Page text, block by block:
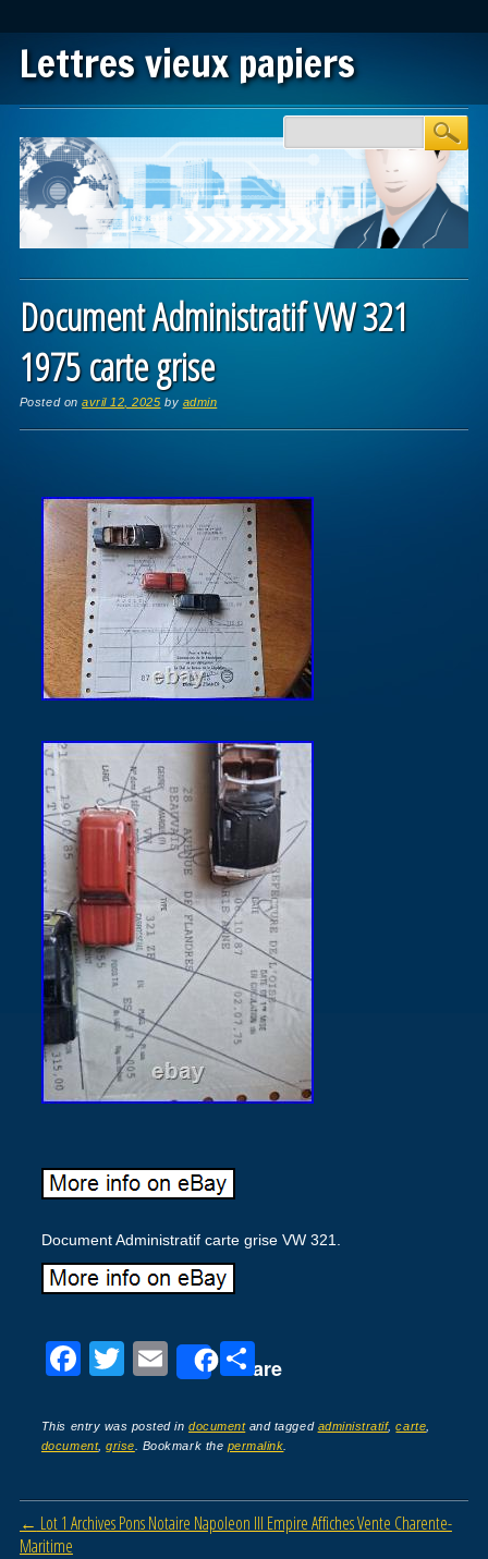
Lettres vieux papiers
Main menu
Document Administratif VW 321
1975 carte grise
Posted onavril 12, 2025 by admin
Document Administratif carte grise VW 321.
F
c
e
b
o
T
tt
er
E
ail
Share
P
ta
g
er
This entry was posted indocumentand tagged administratif,carte
document,grise . Bookmark the permalink
Post navigation
← Lot 1 Archives Pons Notaire Napoleon III Empire Affiches Vente Charente-
Maritime